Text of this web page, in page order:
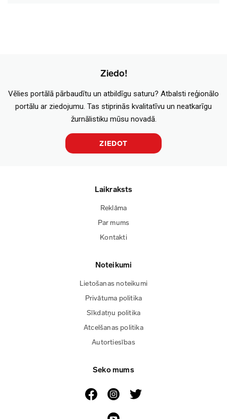
Ziedo!
Vēlies portālā pārbaudītu un atbildīgu saturu? Atbalsti reģionālo
portālu ar ziedojumu. Tas stiprinās kvalitatīvu un neatkarīgu
žurnālistiku mūsu novadā.
ZIEDOT
Laikraksts
Reklāma
Par mums
Kontakti
Noteikumi
Lietošanas noteikumi
Privātuma politika
Sīkdatņu politika
Atcelšanas politika
Autortiesības
Seko mums